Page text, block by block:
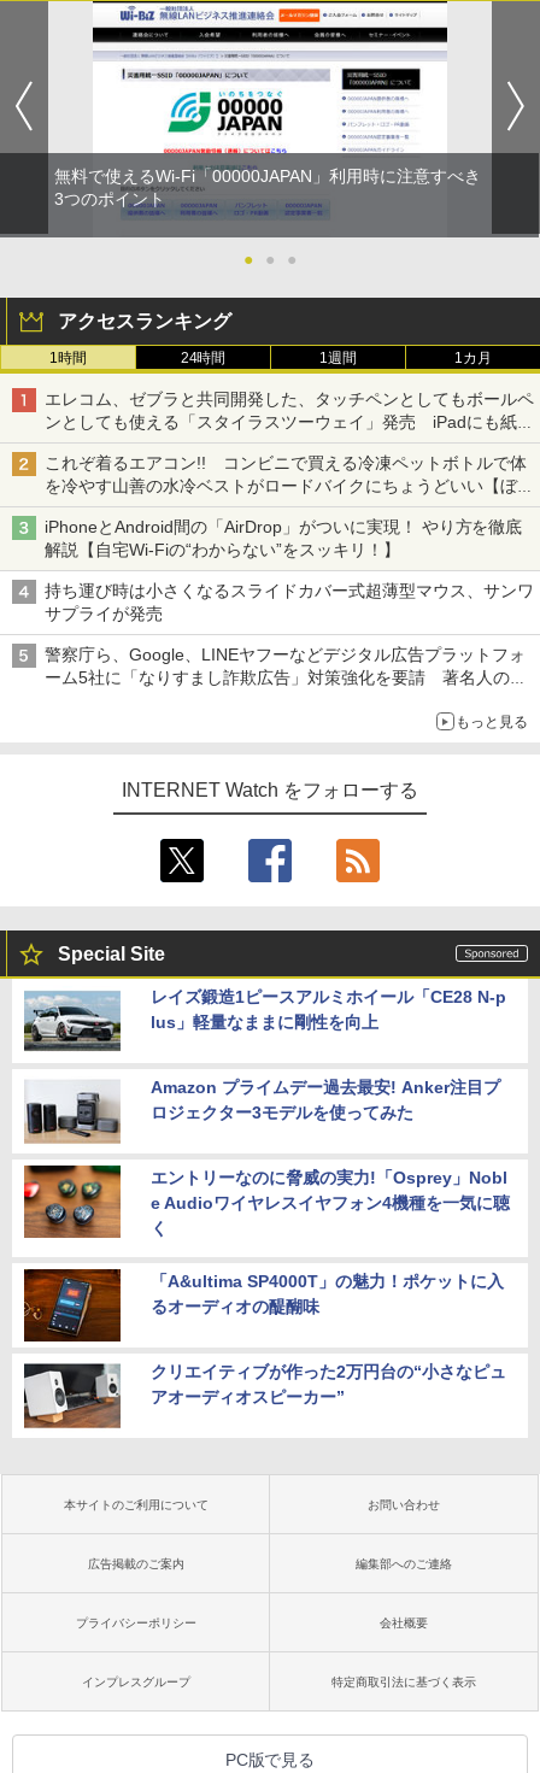
無料で使えるWi-Fi「00000JAPAN」利用時に注意すべき
3つのポイント
● ● ●
アクセスランキング
1時間 24時間 1週間 1カ月
エレコム、ゼブラと共同開発した、タッチペンとしてもボールペ
ンとしても使える「スタイラスツーウェイ」発売 iPadにも紙に
も、持ち替えずに書き込める
これぞ着るエアコン!! コンビニで買える冷凍ペットボトルで体
を冷やす山善の水冷ベストがロードバイクにちょうどいい【ぼっ
ち・ざ・ろーど！その14】【空いた時間でなにしてる？】
iPhoneとAndroid間の「AirDrop」がついに実現！ やり方を徹底
解説【自宅Wi-Fiの“わからない”をスッキリ！】
持ち運び時は小さくなるスライドカバー式超薄型マウス、サンワ
サプライが発売
警察庁ら、Google、LINEヤフーなどデジタル広告プラットフォ
ーム5社に「なりすまし詐欺広告」対策強化を要請 著名人の写
もっと見る
INTERNET Watch をフォローする
Special Site
レイズ鍛造1ピースアルミホイール「CE28 N-p
lus」軽量なままに剛性を向上
Amazon プライムデー過去最安! Anker注目プ
ロジェクター3モデルを使ってみた
エントリーなのに脅威の実力!「Osprey」Nobl
e Audioワイヤレスイヤフォン4機種を一気に聴
く
「A&ultima SP4000T」の魅力！ポケットに入
るオーディオの醍醐味
クリエイティブが作った2万円台の“小さなピュ
アオーディオスピーカー”
本サイトのご利用について お問い合わせ
広告掲載のご案内 編集部へのご連絡
プライバシーポリシー 会社概要
インプレスグループ 特定商取引法に基づく表示
PC版で見る